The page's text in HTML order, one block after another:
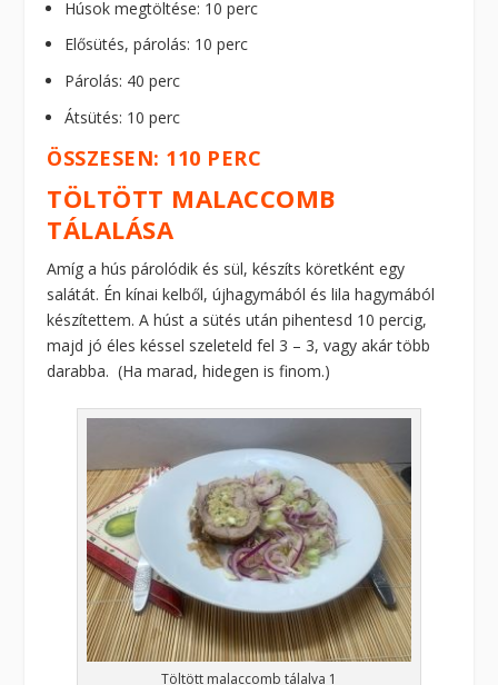
Húsok megtöltése: 10 perc
Elősütés, párolás: 10 perc
Párolás: 40 perc
Átsütés: 10 perc
ÖSSZESEN: 110 PERC
TÖLTÖTT MALACCOMB
TÁLALÁSA
Amíg a hús párolódik és sül, készíts köretként egy
salátát. Én kínai kelből, újhagymából és lila hagymából
készítettem. A húst a sütés után pihentesd 10 percig,
majd jó éles késsel szeleteld fel 3 – 3, vagy akár több
darabba. (Ha marad, hidegen is finom.)
Töltött malaccomb tálalva 1